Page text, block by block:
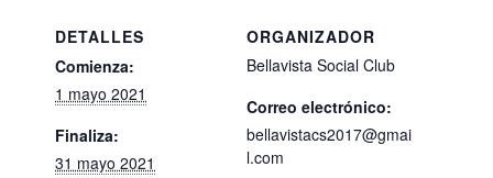
o
k
dl
y
DETALLES
Comienza:
1 mayo 2021
Finaliza:
31 mayo 2021
ORGANIZADOR
Bellavista Social Club
Correo electrónico:
bellavistacs2017@gmai
l.com